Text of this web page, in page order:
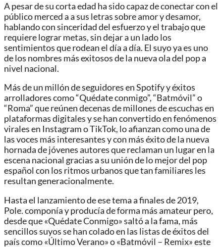
A pesar de su corta edad ha sido capaz de conectar con el
público merced a a sus letras sobre amor y desamor,
hablando con sinceridad del esfuerzo y el trabajo que
requiere lograr metas, sin dejar a un lado los
sentimientos que rodean el día a día. El suyo ya es uno
de los nombres más exitosos de la nueva ola del pop a
nivel nacional.
Más de un millón de seguidores en Spotify y éxitos
arrolladores como “Quédate conmigo”, “Batmóvil” o
“Roma” que reúnen decenas de millones de escuchas en
plataformas digitales y se han convertido en fenómenos
virales en Instagram o TikTok, lo afianzan como una de
las voces más interesantes y con más éxito de la nueva
hornada de jóvenes autores que reclaman un lugar en la
escena nacional gracias a su unión de lo mejor del pop
español con los ritmos urbanos que tan familiares les
resultan generacionalmente.
Hasta el lanzamiento de ese tema a finales de 2019,
Pole. componía y producía de forma más amateur pero,
desde que «Quédate Conmigo» saltó a la fama, más
sencillos suyos se han colado en las listas de éxitos del
país como «Último Verano» o «Batmóvil – Remix» este